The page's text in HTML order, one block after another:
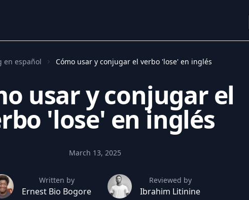
en español Cómo usar y conjugar el verbo 'lose' en inglés
usar y conjugar el
'lose' en inglés
March 13, 2025
Written by
Ernest Bio Bogore
Reviewed by
Ibrahim Litinine